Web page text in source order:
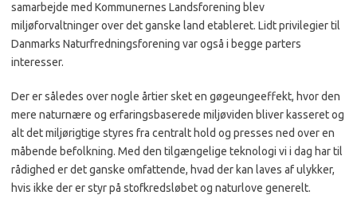
samarbejde med Kommunernes Landsforening blev
miljøforvaltninger over det ganske land etableret. Lidt privilegier til
Danmarks Naturfredningsforening var også i begge parters
interesser.
Der er således over nogle årtier sket en gøgeungeeffekt, hvor den
mere naturnære og erfaringsbaserede miljøviden bliver kasseret og
alt det miljørigtige styres fra centralt hold og presses ned over en
måbende befolkning. Med den tilgængelige teknologi vi i dag har til
rådighed er det ganske omfattende, hvad der kan laves af ulykker,
hvis ikke der er styr på stofkredsløbet og naturlove generelt.